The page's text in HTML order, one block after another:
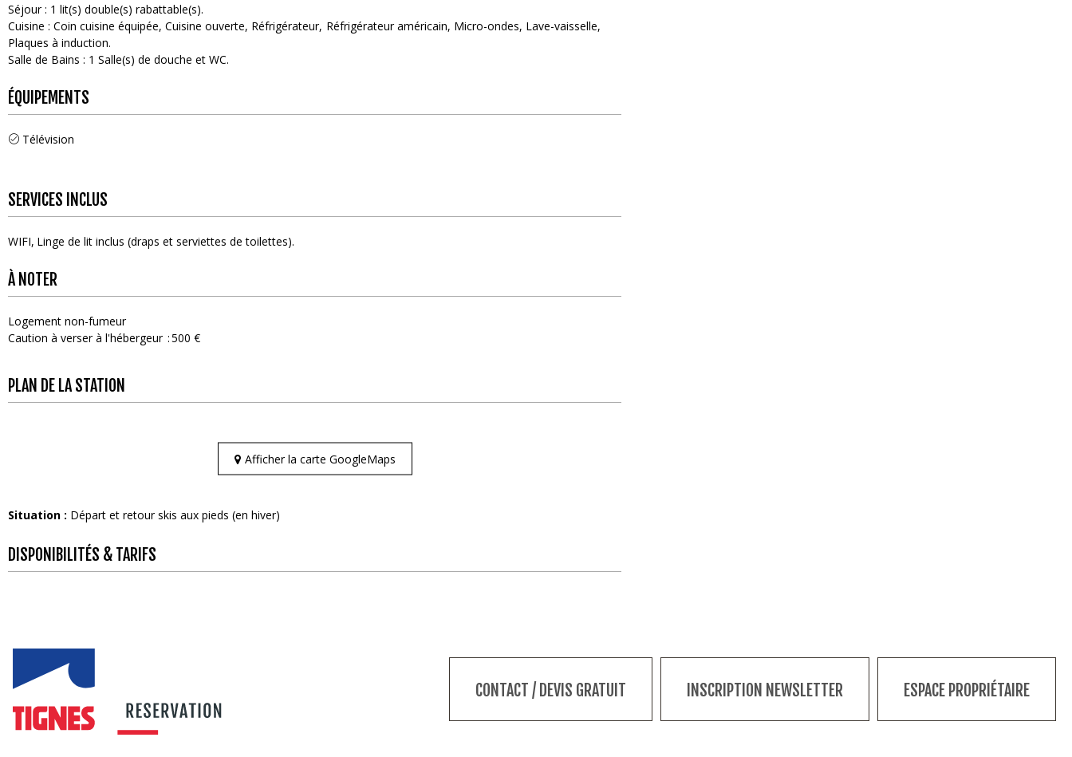
Séjour: 1 lit(s) double(s) rabattable(s)
Cuisine : Coin cuisine équipée Cuisine ouverte Réfrigérateur Réfrigérateur américain Micro-ondes Lave-vaisselle
Plaques à induction
Salle de Bains : 1 Salle(s) de douche et WC
ÉQUIPEMENTS
Télévision
SERVICES INCLUS
WIFI Linge de lit inclus (draps et serviettes de toilettes)
À NOTER
Logement non-fumeur
Caution à verser à l'hébergeur 500 €
PLAN DE LA STATION
Afficher la carte GoogleMaps
Situation : Départ et retour skis aux pieds (en hiver)
DISPONIBILITÉS & TARIFS
CONTACT / DEVIS GRATUIT INSCRIPTION NEWSLETTER ESPACE PROPRIÉTAIRE